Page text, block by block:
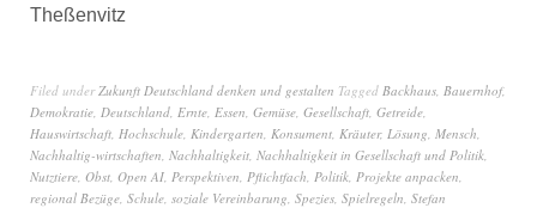
Theßenvitz
Filed underZukunft Deutschland denken und gestalten Tagged Backhaus, Bauernhof,
Demokratie, Deutschland, Ernte, Essen, Gemüse, Gesellschaft, Getreide,
Hauswirtschaft, Hochschule, Kindergarten, Konsument, Kräuter, Lösung, Mensch,
Nachhaltig-wirtschaften, Nachhaltigkeit, Nachhaltigkeit in Gesellschaft und Politik,
Nutztiere, Obst, Open AI, Perspektiven, Pflichtfach, Politik, Projekte anpacken,
regional Bezüge, Schule, soziale Vereinbarung, Spezies, Spielregeln, Stefan